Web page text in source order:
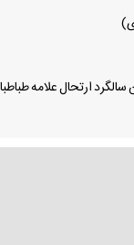
ارتحال علامه